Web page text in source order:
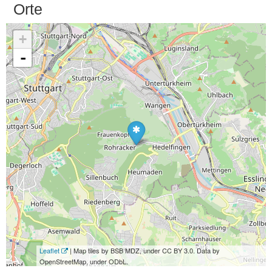
Orte
+
-
Leaflet
| Map tiles by BSB MDZ, under CC BY 3.0. Data by
OpenStreetMap, under ODbL.